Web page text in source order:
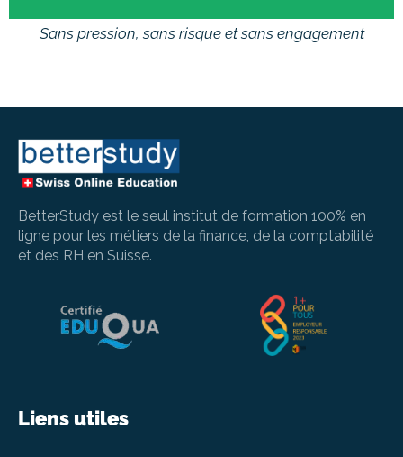
Sans pression, sans risque et sans engagement
BetterStudy est le seul institut de formation 100% en
ligne pour les métiers de la finance, de la comptabilité
et des RH en Suisse.
Liens utiles